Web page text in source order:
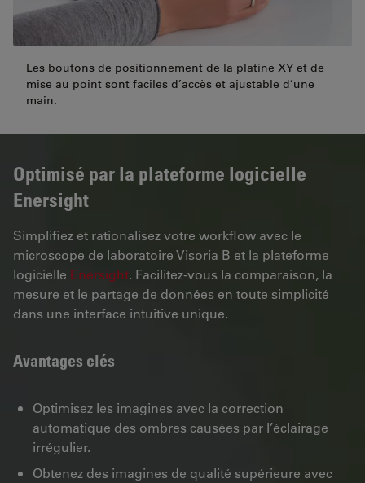
Les boutons de positionnement de la platine XY et de
mise au point sont faciles d’accès et ajustable d’une
main.
Optimisé par la plateforme logicielle
Enersight
Simplifiez et rationalisez votre workflow avec le
microscope de laboratoire Visoria B et la plateforme
logicielle Enersight. Facilitez-vous la comparaison, la
mesure et le partage de données en toute simplicité
dans une interface intuitive unique.
Avantages clés
Optimisez les imagines avec la correction
automatique des ombres causées par l’éclairage
irrégulier.
Obtenez des imagines de qualité supérieure avec